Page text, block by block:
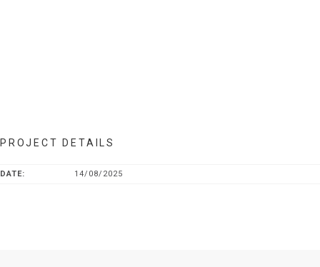
PROJECT DETAILS
DATE: 14/08/2025